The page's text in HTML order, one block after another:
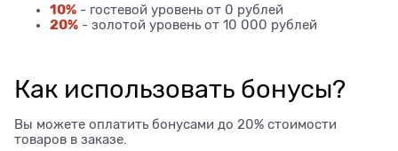
10% - гостевой уровень от 0 рублей
20% - золотой уровень от 10 000 рублей
Как использовать бонусы?
Вы можете оплатить бонусами до 20% стоимости
товаров в заказе.